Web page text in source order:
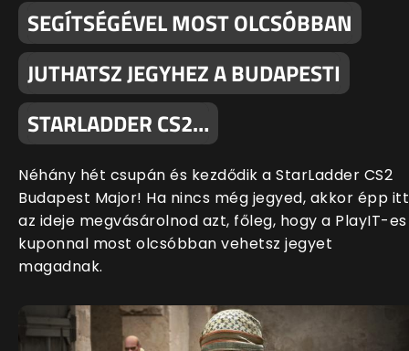
SEGÍTSÉGÉVEL MOST OLCSÓBBAN
JUTHATSZ JEGYHEZ A BUDAPESTI
STARLADDER CS2…
Néhány hét csupán és kezdődik a StarLadder CS2
Budapest Major! Ha nincs még jegyed, akkor épp itt
az ideje megvásárolnod azt, főleg, hogy a PlayIT-es
kuponnal most olcsóbban vehetsz jegyet
magadnak.